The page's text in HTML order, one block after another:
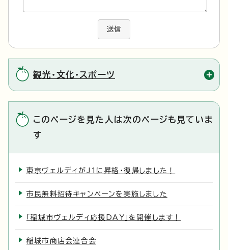
送信
観光・文化・スポーツ
このページを見た人は次のページも見ていま
す
東京ヴェルディがJ1に昇格・復帰しました！
市民無料招待キャンペーンを実施しました
「稲城市ヴェルディ応援DAY」を開催します！
稲城市商店会連合会